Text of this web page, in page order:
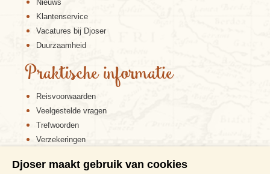
Nieuws
Klantenservice
Vacatures bij Djoser
Duurzaamheid
Praktische informatie
Reisvoorwaarden
Veelgestelde vragen
Trefwoorden
Verzekeringen
Disclaimer
Djoser maakt gebruik van cookies